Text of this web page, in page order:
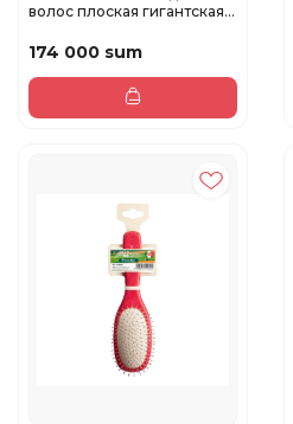
волос плоская гигантская
174 000 sum